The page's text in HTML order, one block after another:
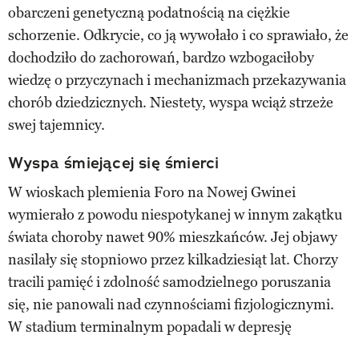
obarczeni genetyczną podatnością na ciężkie
schorzenie. Odkrycie, co ją wywołało i co sprawiało, że
dochodziło do zachorowań, bardzo wzbogaciłoby
wiedzę o przyczynach i mechanizmach przekazywania
chorób dziedzicznych. Niestety, wyspa wciąż strzeże
swej tajemnicy.
Wyspa śmiejącej się śmierci
W wioskach plemienia Foro na Nowej Gwinei
wymierało z powodu niespotykanej w innym zakątku
świata choroby nawet 90% mieszkańców. Jej objawy
nasilały się stopniowo przez kilkadziesiąt lat. Chorzy
tracili pamięć i zdolność samodzielnego poruszania
się, nie panowali nad czynnościami fizjologicznymi.
W stadium terminalnym popadali w depresję